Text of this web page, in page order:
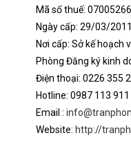
Mã số thuế:
Ngày cấp: 29/03/2011
Nơi cấp: Sở kế hoạch
Phòng Đăng ký kinh
Điện thoại: 0226 355
Hotine: 0987 113 911
Email :
Website: http://